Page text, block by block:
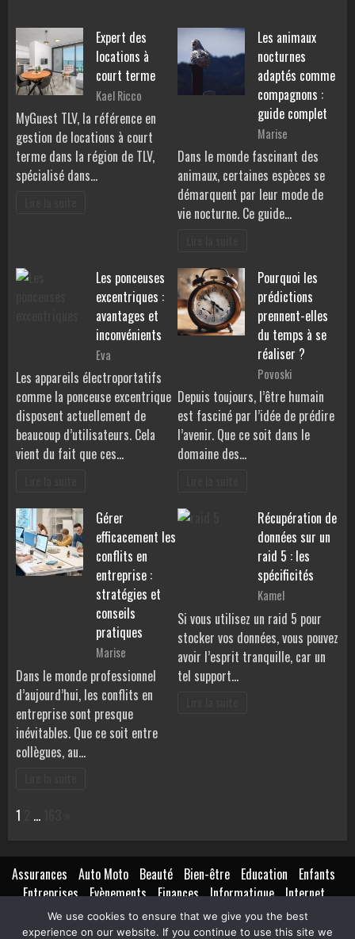
Expert des
locations à
court terme
Kael Ricco
MyGuest TLV, la référence en
gestion de locations à court
terme dans la région de TLV,
spécialisé dans…
Les animaux
nocturnes
adaptés comme
compagnons :
guide complet
Marise
Dans le monde fascinant des
animaux, certaines espèces se
démarquent par leur mode de
vie nocturne. Ce guide…
Les ponceuses
excentriques :
avantages et
inconvénients
Eva
Les appareils électroportatifs
comme la ponceuse excentrique
disposent actuellement de
beaucoup d’utilisateurs. Cela
vient du fait que ces…
Pourquoi les
prédictions
prennent-elles
du temps à se
réaliser ?
Povoski
Depuis toujours, l’être humain
est fasciné par l’idée de prédire
l’avenir. Que ce soit dans le
domaine des…
Gérer
efficacement les
conflits en
entreprise :
stratégies et
conseils
pratiques
Marise
Dans le monde professionnel
d’aujourd’hui, les conflits en
entreprise sont presque
inévitables. Que ce soit entre
collègues, au…
Récupération de
données sur un
raid 5 : les
spécificités
Kamel
Si vous utilisez un raid 5 pour
stocker vos données, vous pouvez
avoir l’esprit tranquille, car un
tel support…
Page:
1 …
Assurances Auto Moto Beauté Bien-être Education
Enfants
Entreprises Evènements Finances Informatique Internet
Création
Marketing Lifestyle Loisirs Maison Extérieur
Mariage
Métiers Isolation Mode Non classé Pratique
We use cookies to ensure that we give you the best
experience on our website. If you continue to use this site we